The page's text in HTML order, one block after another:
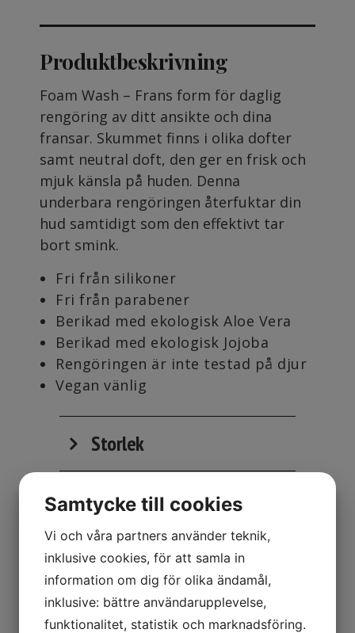
Produktbeskrivning
Foam Wash – Frans form för daglig
rengöring av ditt ansikte och dina
fransar. Skummet finns i olika dofter
samt neutral doft, den ger en frisk och
mjuk känsla på huden. Denna
underbara rengöringen återfuktar din
hud samtidigt som den effektivt tar
bort smink.
Fri från silikoner
Fri från parabener
Berikad med ekologisk Aloe Vera
Berikad med ekologisk Jojoba
Rengöringen är inte testad på djur
Vegan vänlig
Storlek
Innehåller
Samtycke till cookies
Vi och våra partners använder teknik,
inklusive cookies, för att samla in
information om dig för olika ändamål,
inklusive: bättre användarupplevelse,
funktionalitet, statistik och marknadsföring.